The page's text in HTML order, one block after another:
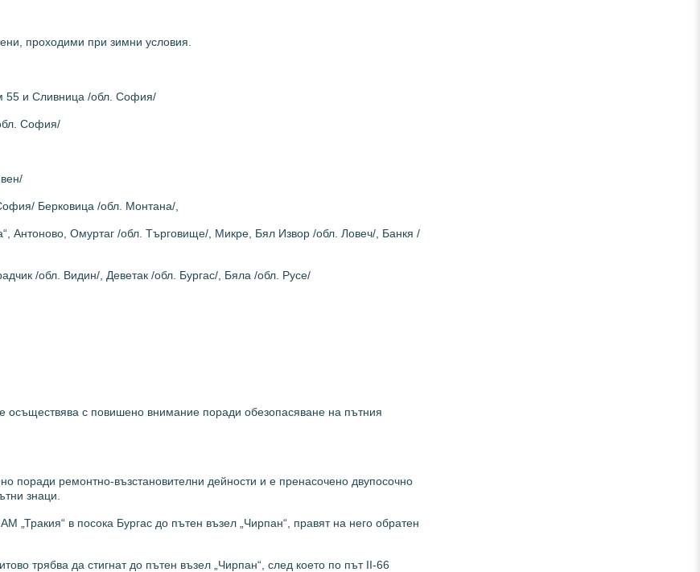
проходими при зимни условия.
и Сливница /обл. София/
София/
Берковица /обл. Монтана/,
Антоново, Омуртаг /обл. Търговище/, Микре, Бял Извор /обл. Ловеч/, Банкя /
/обл. Видин/, Деветак /обл. Бургас/, Бяла /обл. Русе/
осъществява с повишено внимание поради обезопасяване на пътния
поради ремонтно-възстановителни дейности и е пренасочено двупосочно
знаци.
в посока Бургас до пътен възел „Чирпан“, правят на него обратен
трябва да стигнат до пътен възел „Чирпан“, след което по път II-66